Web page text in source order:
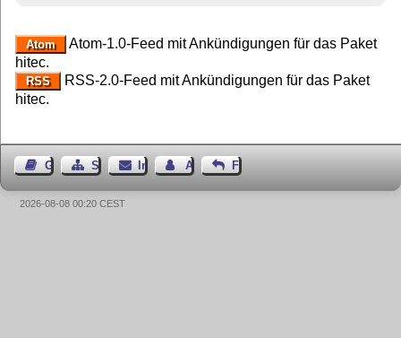
Atom
Atom-1.0-Feed mit Ankündigungen für das Paket
hitec.
RSS
RSS-2.0-Feed mit Ankündigungen für das Paket
hitec.
GästebuchSeiten-Struktur
ImpressumAutor kontaktieren
Feedback
2026-08-08 00:20 CEST